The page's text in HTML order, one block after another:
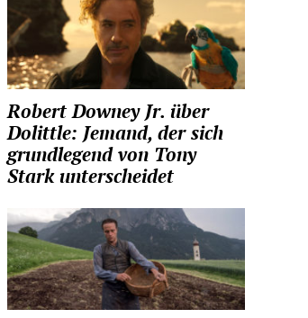
Robert Downey Jr. über
Dolittle: Jemand, der sich
grundlegend von Tony
Stark unterscheidet